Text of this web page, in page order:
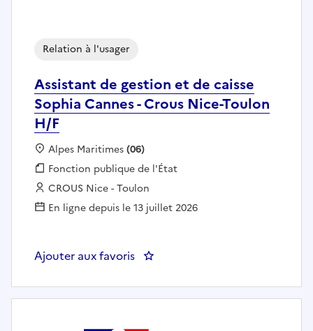
Assistant de gestion et de caisse
Sophia Cannes - Crous Nice-Toulon
H/F
Relation à l'usager
Localisation :
Alpes Maritimes(06)
Fonction publique :
Fonction publique de l'État
Employeur :
CROUS Nice - Toulon
En ligne depuis le 13 juillet 2026
Ajouter aux favoris : Assistant de gestion et de